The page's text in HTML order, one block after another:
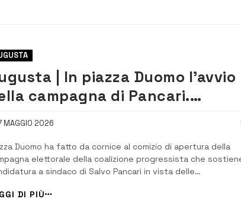
ricorda come il Grup...
| In piazza Duomo l’avvio
campagna di Pancari.
“L’alternativa esiste”
MAGGIO 2026
Duomo ha fatto da cornice al comizio di apertura della
elettorale della coalizione progressista che
a sindaco di Salvo Pancari in vista delle
del 24 e 25 maggio. Sul palco, insieme ai
locali della coalizione, anche il segretario
Italiana e deputato Avs ...
DI PIÙ